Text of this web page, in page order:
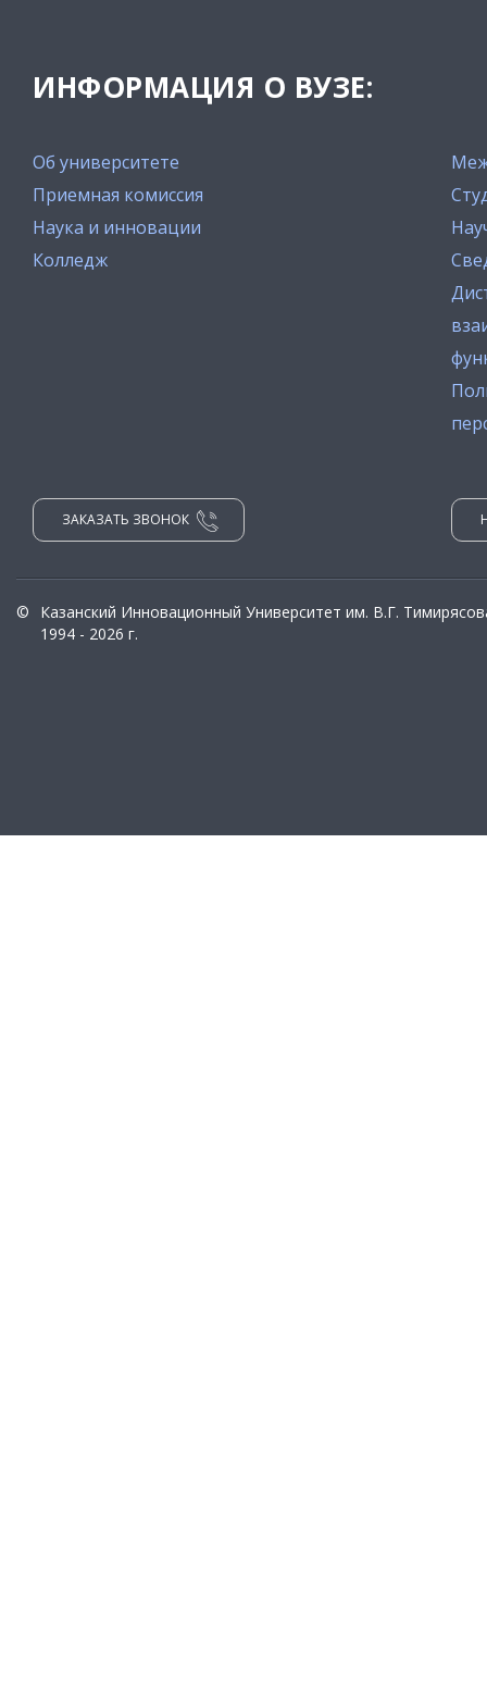
ИНФОРМАЦИЯ О ВУЗЕ:
Об университете
Приемная комиссия
Наука и инновации
Колледж
ЗАКАЗАТЬ ЗВОНОК
©
Казанский Инновационный Университет им. В.Г.
1994 - 2026 г.